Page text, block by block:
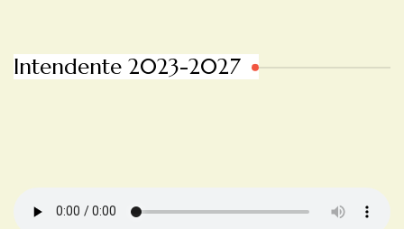
Intendente 2023-2027